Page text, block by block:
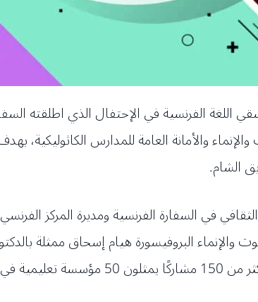
الفرنسية في الإحتفال الذي اطلقته
والإنماء والأمانة العامة للمدارس الكاثوليكية،
الشام.
في السفارة الفرنسية ومديرة المركز الفرنسي
والإنماء البروفيسورة هيام إسحاق ممثلة
لبنان.